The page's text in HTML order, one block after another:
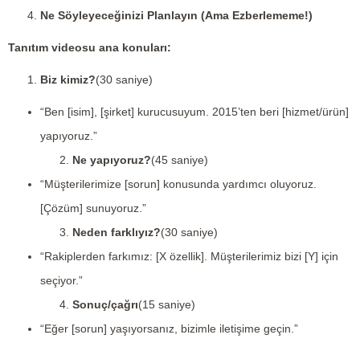
Ne Söyleyeceğinizi Planlayın (Ama Ezberlememe!)
Tanıtım videosu ana konuları:
Biz kimiz?(30 saniye)
“Ben [isim], [şirket] kurucusuyum. 2015’ten beri [hizmet/ürün]
yapıyoruz.”
Ne yapıyoruz?(45 saniye)
“Müşterilerimize [sorun] konusunda yardımcı oluyoruz.
[Çözüm] sunuyoruz.”
Neden farklıyız?(30 saniye)
“Rakiplerden farkımız: [X özellik]. Müşterilerimiz bizi [Y] için
seçiyor.”
Sonuç/çağrı(15 saniye)
“Eğer [sorun] yaşıyorsanız, bizimle iletişime geçin.”